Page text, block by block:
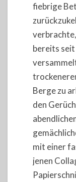
fiebrige
bereits
Berge zu
den
mit einer
jenen